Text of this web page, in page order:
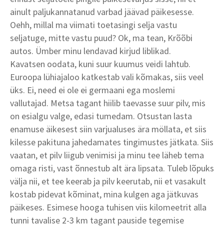
ainult paljukannatanud varbad jäävad päikesesse.
Oehh, millal ma viimati toetasingi selja vastu
seljatuge, mitte vastu puud? Ok, ma tean, Krõõbi
autos. Ümber minu lendavad kirjud liblikad.
Kavatsen oodata, kuni suur kuumus veidi lahtub.
Euroopa lühiajaloo katkestab vali kõmakas, siis veel
üks. Ei, need ei ole ei germaani ega moslemi
vallutajad. Metsa tagant hiilib taevasse suur pilv, mis
on esialgu valge, edasi tumedam. Otsustan lasta
enamuse äikesest siin varjualuses ära möllata, et siis
kilesse pakituna jahedamates tingimustes jätkata. Siis
vaatan, et pilv liigub venimisi ja minu tee läheb tema
omaga risti, vast õnnestub alt ära lipsata. Tuleb lõpuks
välja nii, et tee keerab ja pilv keerutab, nii et vasakult
kostab pidevat kõminat, mina kulgen aga jätkuvas
päikeses. Esimese hooga tuhisen viis kilomeetrit alla
tunni tavalise 2-3 km tagant pauside tegemise